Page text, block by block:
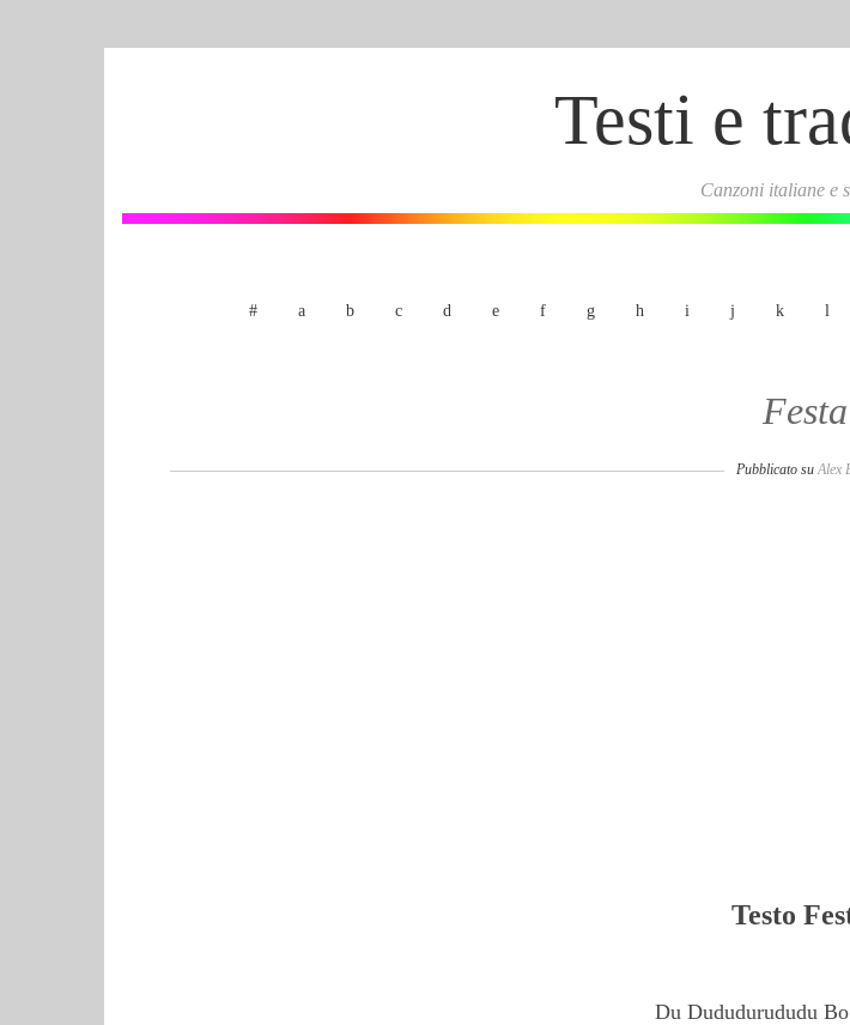
Testi e
Canzoni italiane e
# a b c d e f g h i j k l
Festa
Pubblicato suAlex
Testo
Du Dududurududu